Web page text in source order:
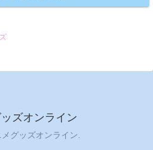
ズオンライン
グッズオンライン.